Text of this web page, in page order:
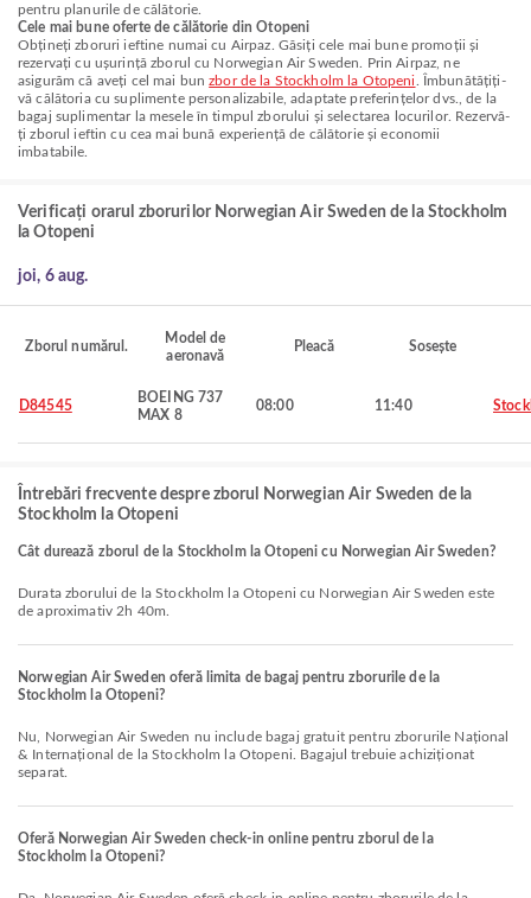
pentru planurile de călătorie.
Cele mai bune oferte de călătorie din Otopeni
Obțineți zboruri ieftine numai cu Airpaz. Găsiți cele mai bune promoții și
rezervați cu ușurință zborul cu Norwegian Air Sweden. Prin Airpaz, ne
asigurăm că aveți cel mai bunzbor de la Stockholm la Otopeni
. Îmbunătățiți-
vă călătoria cu suplimente personalizabile, adaptate preferințelor dvs., de la
bagaj suplimentar la mesele în timpul zborului și selectarea locurilor. Rezervă-
ți zborul ieftin cu cea mai bună experiență de călătorie și economii
imbatabile.
Verificați orarul zborurilor Norwegian Air Sweden de la Stockholm
la Otopeni
joi, 6 aug.
Zborul numărul.
Model de
aeronavă
Pleacă Sosește
D84545
BOEING 737
MAX 8
08:00 11:40
Întrebări frecvente despre zborul Norwegian Air Sweden de la
Stockholm la Otopeni
Cât durează zborul de la Stockholm la Otopeni cu Norwegian Air Sweden?
Durata zborului de la Stockholm la Otopeni cu Norwegian Air Sweden este
de aproximativ 2h 40m.
Norwegian Air Sweden oferă limita de bagaj pentru zborurile de la
Stockholm la Otopeni?
Nu, Norwegian Air Sweden nu include bagaj gratuit pentru zborurile Național
& Internațional de la Stockholm la Otopeni. Bagajul trebuie achiziționat
separat.
Oferă Norwegian Air Sweden check-in online pentru zborul de la
Stockholm la Otopeni?